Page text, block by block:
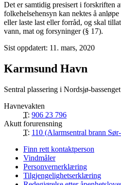
Det er samtidig presisert i forskriften
folkehelsehensyn kan nektes å
eller laste last eller forråd, og skal
vann, mat og forsyninger (§ 17).
Sist oppdatert: 11. mars, 2020
Karmsund Havn
Sentral plassering i Nordsjø-bassenget
Havnevakten
T: 906 23 796
Akutt forurensning
T: 110 (Alarmsentral brann
Finn rett kontaktperson
Vindmåler
Personvernerklæring
Tilgjengelighetserklæring